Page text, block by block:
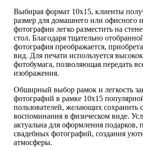
Выбирая формат 10х15, клиенты
размер для домашнего или офисного
фотографии легко разместить на
стол. Благодаря тщательно
фотография преображается,
вид. Для печати используется
фотобумага, позволяющая передать
изображения.
Обширный выбор рамок и легкость
фотографий в рамке 10х15
пользователей, желающих сохранить
воспоминания в физическом виде.
актуальна для оформления подарков,
свадебных фотографий, создания
атмосферы.